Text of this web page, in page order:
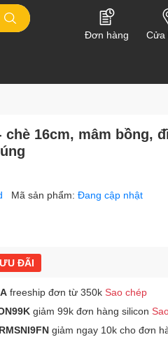
Đơn hàng Cửa
chè 16cm, mâm bồng,
Mã sản phẩm: Đang cập nhật
ĐÃI
freeship đơn từ 350k Sao chép
giảm 99k đơn hàng silicon
giảm ngay 10k cho đơn